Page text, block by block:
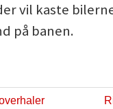
vil kaste
på banen.